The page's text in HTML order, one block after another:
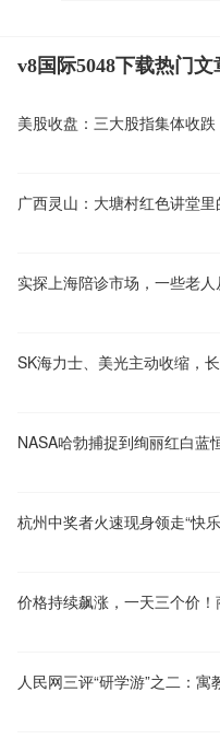
v8国际5048下载热门文
美股收盘：三大股指集体收跌
广西灵山：大塘村红色讲堂
NASA哈勃捕捉到绚丽红白蓝